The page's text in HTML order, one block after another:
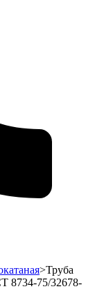
>Труба
8734-75/32678-